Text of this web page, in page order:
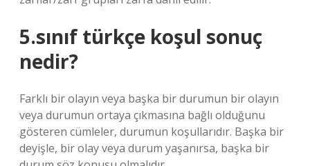
5.sınıf türkçe koşul sonuç
nedir?
Farklı bir olayın veya başka bir durumun bir olayın
veya durumun ortaya çıkmasına bağlı olduğunu
gösteren cümleler, durumun koşullarıdır. Başka bir
deyişle, bir olay veya durum yaşanırsa, başka bir